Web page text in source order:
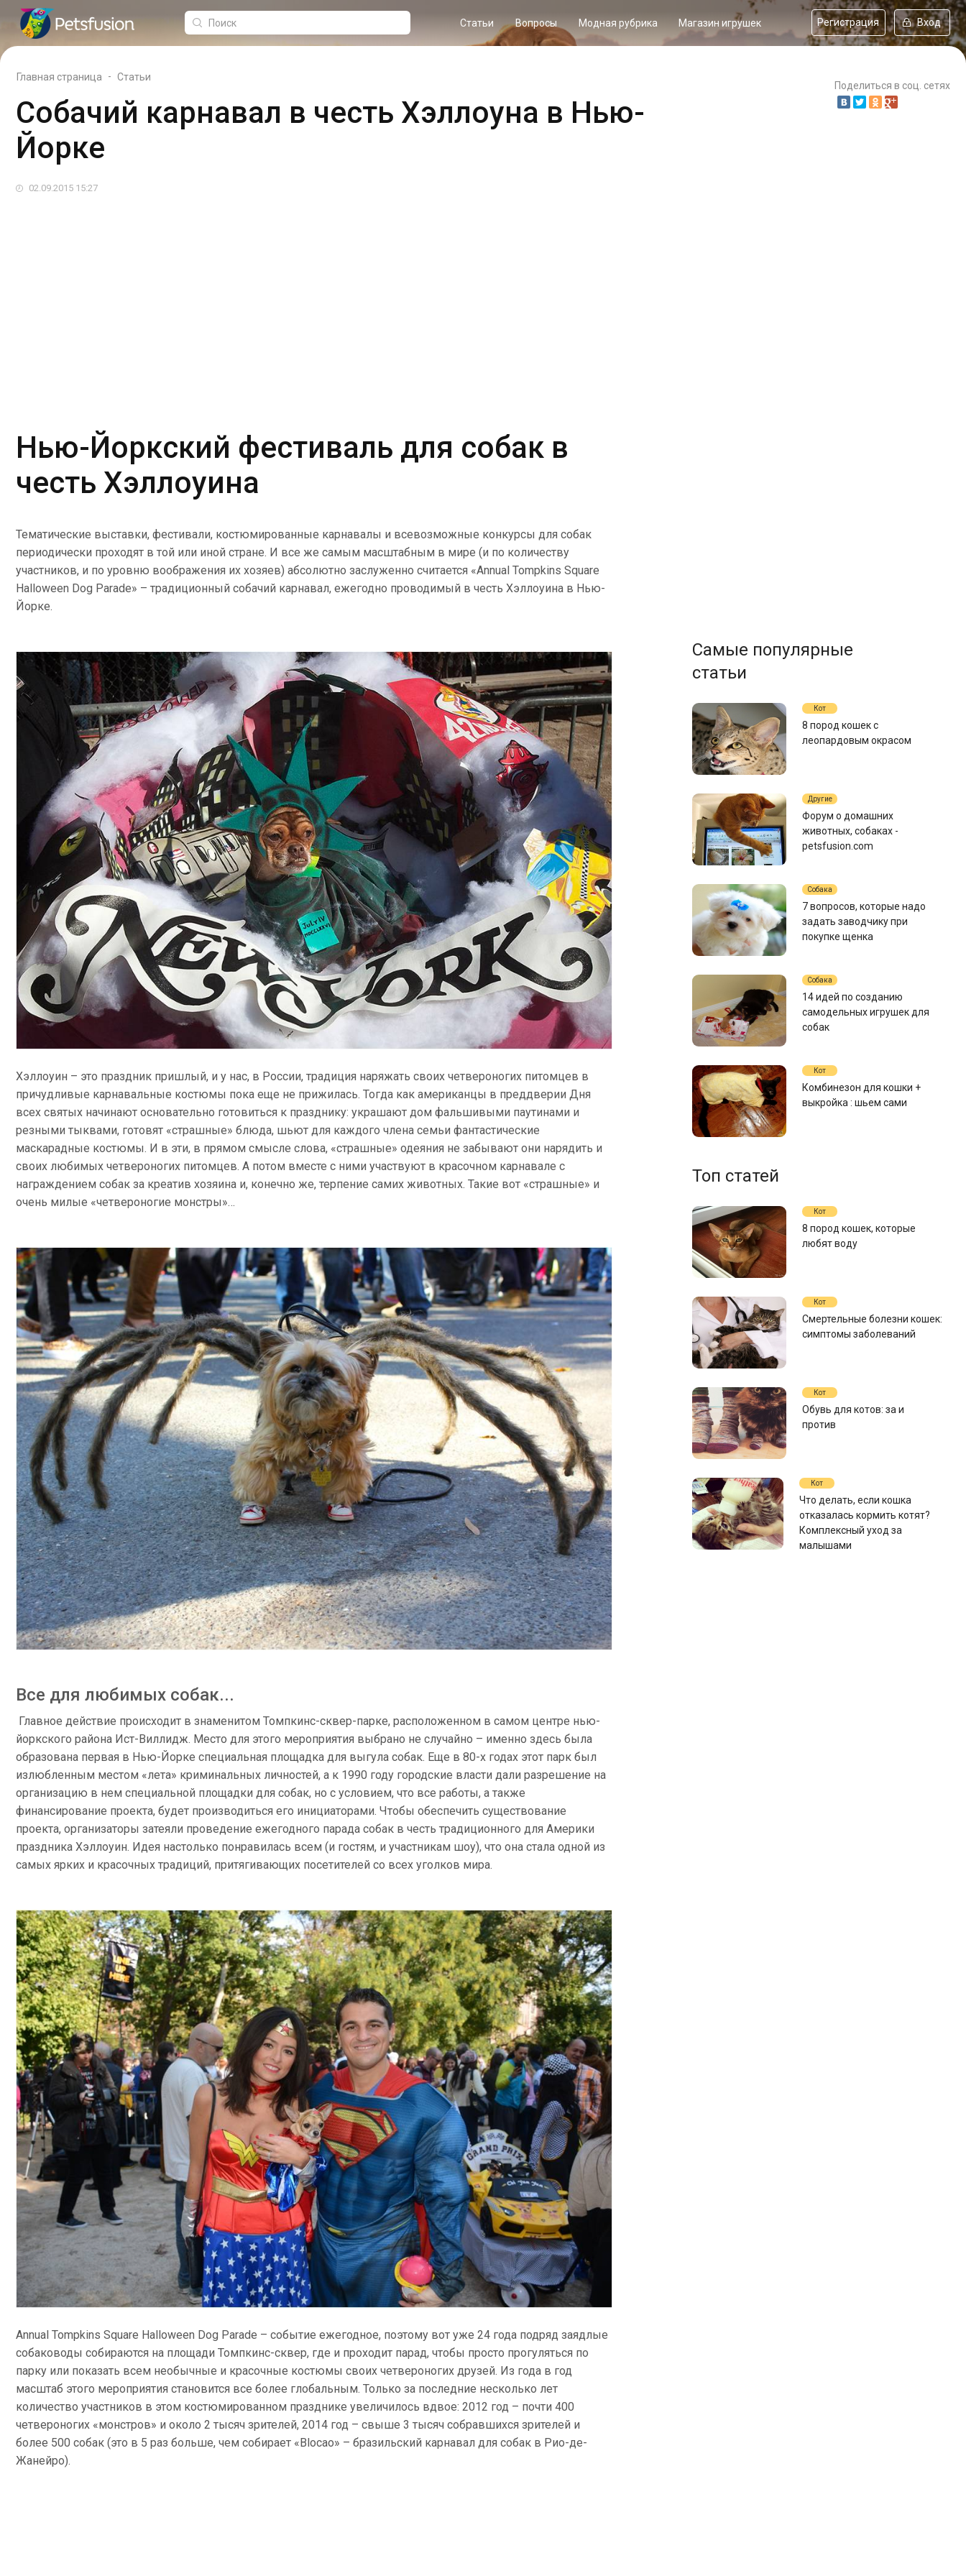
Статьи Вопросы Модная рубрика Магазин игрушек Регистрация Вход
Главная страница - Статьи
Собачий карнавал в честь Хэллоуна в Нью-
Йорке
02.09.2015 15:27
Поделиться в соц. сетях
Нью-Йоркский фестиваль для собак в
честь Хэллоуина
Тематические выставки, фестивали, костюмированные карнавалы и всевозможные конкурсы для собак
периодически проходят в той или иной стране. И все же самым масштабным в мире (и по количеству
участников, и по уровню воображения их хозяев) абсолютно заслуженно считается «Annual Tompkins Square
Halloween Dog Parade» – традиционный собачий карнавал, ежегодно проводимый в честь Хэллоуина в Нью-
Йорке.
Хэллоуин – это праздник пришлый, и у нас, в России, традиция наряжать своих четвероногих питомцев в
причудливые карнавальные костюмы пока еще не прижилась. Тогда как американцы в преддверии Дня
всех святых начинают основательно готовиться к празднику: украшают дом фальшивыми паутинами и
резными тыквами, готовят «страшные» блюда, шьют для каждого члена семьи фантастические
маскарадные костюмы. И в эти, в прямом смысле слова, «страшные» одеяния не забывают они нарядить и
своих любимых четвероногих питомцев. А потом вместе с ними участвуют в красочном карнавале с
награждением собак за креатив хозяина и, конечно же, терпение самих животных. Такие вот «страшные» и
очень милые «четвероногие монстры»…
Все для любимых собак...
Главное действие происходит в знаменитом Томпкинс-сквер-парке, расположенном в самом центре нью-
йоркского района Ист-Виллидж. Место для этого мероприятия выбрано не случайно – именно здесь была
образована первая в Нью-Йорке специальная площадка для выгула собак. Еще в 80-х годах этот парк был
излюбленным местом «лета» криминальных личностей, а к 1990 году городские власти дали разрешение на
организацию в нем специальной площадки для собак, но с условием, что все работы, а также
финансирование проекта, будет производиться его инициаторами. Чтобы обеспечить существование
проекта, организаторы затеяли проведение ежегодного парада собак в честь традиционного для Америки
праздника Хэллоуин. Идея настолько понравилась всем (и гостям, и участникам шоу), что она стала одной из
самых ярких и красочных традиций, притягивающих посетителей со всех уголков мира.
Annual Tompkins Square Halloween Dog Parade – событие ежегодное, поэтому вот уже 24 года подряд заядлые
собаководы собираются на площади Томпкинс-сквер, где и проходит парад, чтобы просто прогуляться по
парку или показать всем необычные и красочные костюмы своих четвероногих друзей. Из года в год
масштаб этого мероприятия становится все более глобальным. Только за последние несколько лет
количество участников в этом костюмированном празднике увеличилось вдвое: 2012 год – почти 400
четвероногих «монстров» и около 2 тысяч зрителей, 2014 год – свыше 3 тысяч собравшихся зрителей и
более 500 собак (это в 5 раз больше, чем собирает «Blocao» – бразильский карнавал для собак в Рио-де-
Жанейро).
Самые популярные
статьи
Кот
8 пород кошек с
леопардовым окрасом
Другие
Форум о домашних
животных, собаках -
petsfusion.com
Собака
7 вопросов, которые надо
задать заводчику при
покупке щенка
Собака
14 идей по созданию
самодельных игрушек для
собак
Кот
Комбинезон для кошки +
выкройка : шьем сами
Топ статей
Кот
8 пород кошек, которые
любят воду
Кот
Смертельные болезни кошек:
симптомы заболеваний
Кот
Обувь для котов: за и
против
Кот
Что делать, если кошка
отказалась кормить котят?
Комплексный уход за
малышами